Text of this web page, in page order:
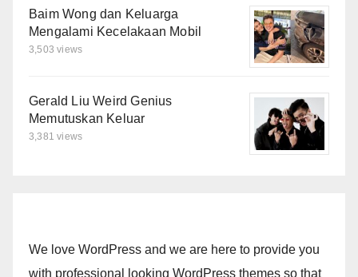
Baim Wong dan Keluarga
Mengalami Kecelakaan Mobil
3,503 views
Gerald Liu Weird Genius
Memutuskan Keluar
3,381 views
We love WordPress and we are here to provide you
with professional looking WordPress themes so that